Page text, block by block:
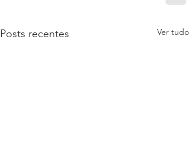
Posts recentes Ver tudo